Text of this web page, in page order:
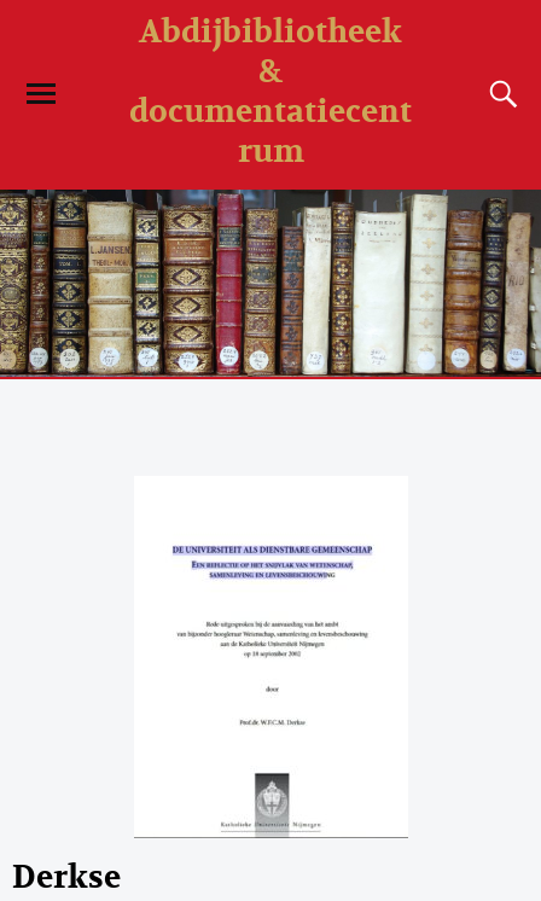
Abdijbibliotheek
&
documentatiecent
rum
Derkse